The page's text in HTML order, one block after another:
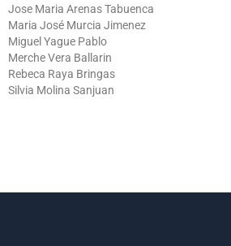
Jose Maria Arenas Tabuenca
Maria José Murcia Jimenez
Miguel Yague Pablo
Merche Vera Ballarin
Rebeca Raya Bringas
Silvia Molina Sanjuan